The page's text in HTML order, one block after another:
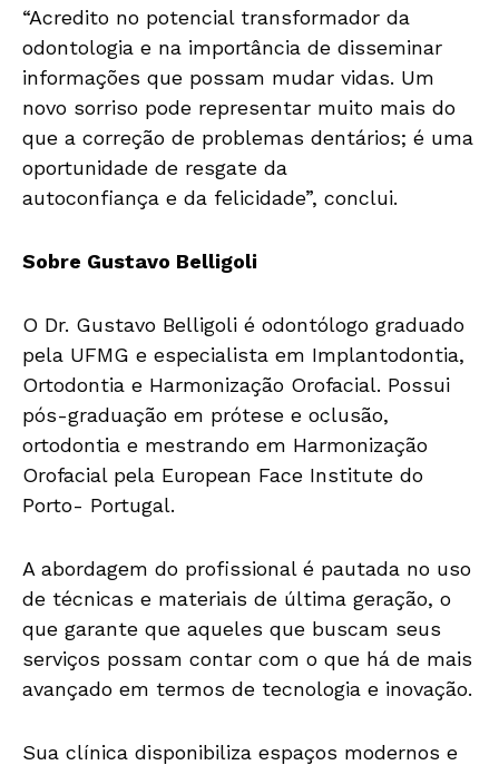
“Acredito no potencial transformador da
odontologia e na importância de disseminar
informações que possam mudar vidas. Um
novo sorriso pode representar muito mais do
que a correção de problemas dentários; é uma
oportunidade de resgate da
autoconfiança e da felicidade”, conclui.
Sobre Gustavo Belligoli
O Dr. Gustavo Belligoli é odontólogo graduado
pela UFMG e especialista em Implantodontia,
Ortodontia e Harmonização Orofacial. Possui
pós-graduação em prótese e oclusão,
ortodontia e mestrando em Harmonização
Orofacial pela European Face Institute do
Porto- Portugal.
A abordagem do profissional é pautada no uso
de técnicas e materiais de última geração, o
que garante que aqueles que buscam seus
serviços possam contar com o que há de mais
avançado em termos de tecnologia e inovação.
Sua clínica disponibiliza espaços modernos e